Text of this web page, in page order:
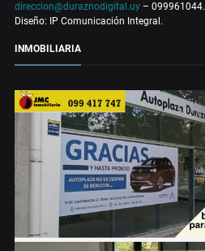
direccion@duraznodigital.uy – 099961044.
Diseño: IP Comunicación Integral.
INMOBILIARIA